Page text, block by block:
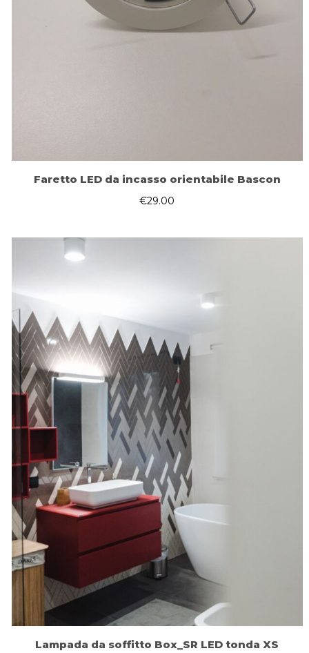
Faretto LED da incasso orientabile Bascon
€29.00
Lampada da soffitto Box_SR LED tonda XS